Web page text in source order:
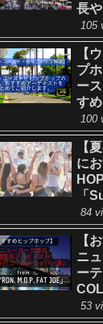
長
24
105
【
プ
ー
す
厳
100
【
に
「
84
【
ニ
ー
ゴ
53